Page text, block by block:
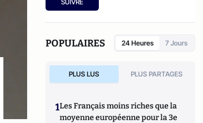
SUIVRE
POPULAIRES 24 Heures 7 Jours
PLUS LUS PLUS PARTAGES
1Les Français moins riches que la
moyenne européenne pour la 3e